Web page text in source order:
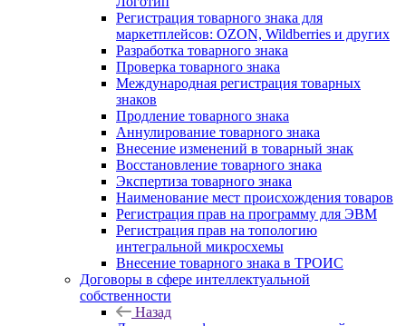
Регистрация товарного знака для
маркетплейсов: OZON, Wildberries и других
Разработка товарного знака
Проверка товарного знака
Международная регистрация товарных
знаков
Продление товарного знака
Аннулирование товарного знака
Внесение изменений в товарный знак
Восстановление товарного знака
Экспертиза товарного знака
Наименование мест происхождения товаров
Регистрация прав на программу для ЭВМ
Регистрация прав на топологию
интегральной микросхемы
Внесение товарного знака в ТРОИС
Договоры в сфере интеллектуальной
собственности
Назад